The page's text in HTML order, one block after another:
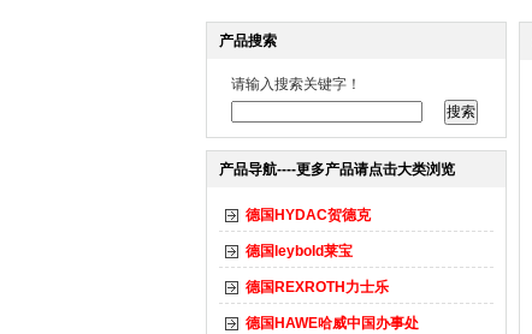
产品搜索
请输入搜索关键字！
产品导航----更多产品请点击大类浏览
德国HYDAC贺德克
德国leybold莱宝
德国REXROTH力士乐
德国HAWE哈威中国办事处